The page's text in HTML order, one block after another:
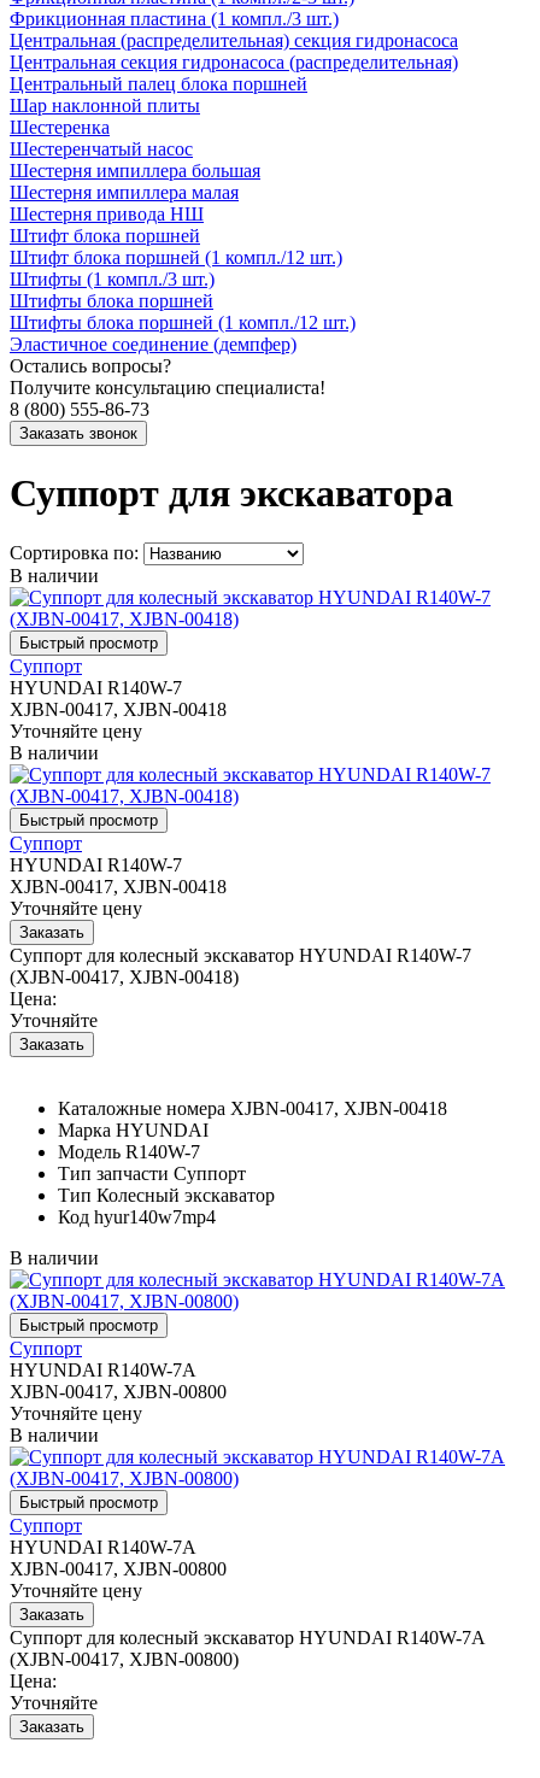
Фрикционная пластина (1 компл./3 шт.)
Центральная (распределительная) секция гидронасоса
Центральная секция гидронасоса (распределительная)
Центральный палец блока поршней
Шар наклонной плиты
Шестеренка
Шестеренчатый насос
Шестерня импиллера большая
Шестерня импиллера малая
Шестерня привода НШ
Штифт блока поршней
Штифт блока поршней (1 компл./12 шт.)
Штифты (1 компл./3 шт.)
Штифты блока поршней
Штифты блока поршней (1 компл./12 шт.)
Эластичное соединение (демпфер)
Остались вопросы?
Получите консультацию специалиста!
8 (800) 555-86-73
Суппорт для экскаватора
Сортировка по:
В наличии
Суппорт
HYUNDAI R140W-7
XJBN-00417, XJBN-00418
Уточняйте цену
В наличии
Суппорт
HYUNDAI R140W-7
XJBN-00417, XJBN-00418
Уточняйте цену
Суппорт для колесный экскаватор HYUNDAI R140W-7
(XJBN-00417, XJBN-00418)
Цена:
Уточняйте
Каталожные номера XJBN-00417, XJBN-00418
Марка HYUNDAI
Модель R140W-7
Тип запчасти Суппорт
Тип Колесный экскаватор
Код hyur140w7mp4
В наличии
Суппорт
HYUNDAI R140W-7A
XJBN-00417, XJBN-00800
Уточняйте цену
В наличии
Суппорт
HYUNDAI R140W-7A
XJBN-00417, XJBN-00800
Уточняйте цену
Суппорт для колесный экскаватор HYUNDAI R140W-7A
(XJBN-00417, XJBN-00800)
Цена:
Уточняйте